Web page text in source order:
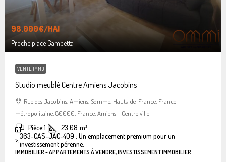
98.000€/HAI
Proche place Gambetta
VENTE IMMO
Studio meublé Centre Amiens Jacobins
Rue des Jacobins, Amiens, Somme, Hauts-de-France, France
métropolitaine, 80000, France, Amiens - Centre ville
Pièce:1 23.08 m²
>:363-CAS-JAC-409 : Un emplacement premium pour un
investissement pérenne.
IMMOBILIER - APPARTEMENTS À VENDRE, INVESTISSEMENT IMMOBILIER